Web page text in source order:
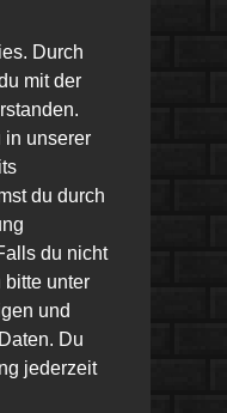
Durch
mit der
in unserer
du durch
du nicht
unter
und
Du
jederzeit